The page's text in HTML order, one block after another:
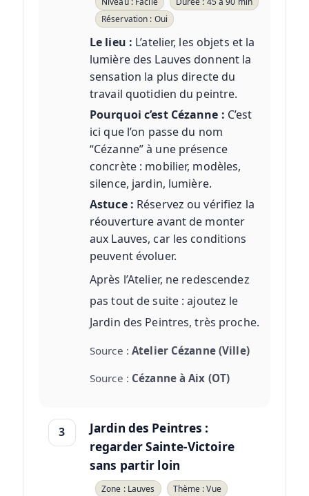
Réservation : Oui
Le lieu : L’atelier, les objets et la
lumière des Lauves donnent la
sensation la plus directe du
travail quotidien du peintre.
Pourquoi c’est Cézanne : C’est
ici que l’on passe du nom
“Cézanne” à une présence
concrète : mobilier, modèles,
silence, jardin, lumière.
Astuce : Réservez ou vérifiez la
réouverture avant de monter
aux Lauves, car les conditions
peuvent évoluer.
Après l’Atelier, ne redescendez
pas tout de suite : ajoutez le
Jardin des Peintres, très proche.
Source :Atelier Cézanne (Ville)
Source : Cézanne à Aix (OT)
3
Jardin des Peintres :
regarder Sainte-Victoire
sans partir loin
Zone : Lauves
Thème : Vue